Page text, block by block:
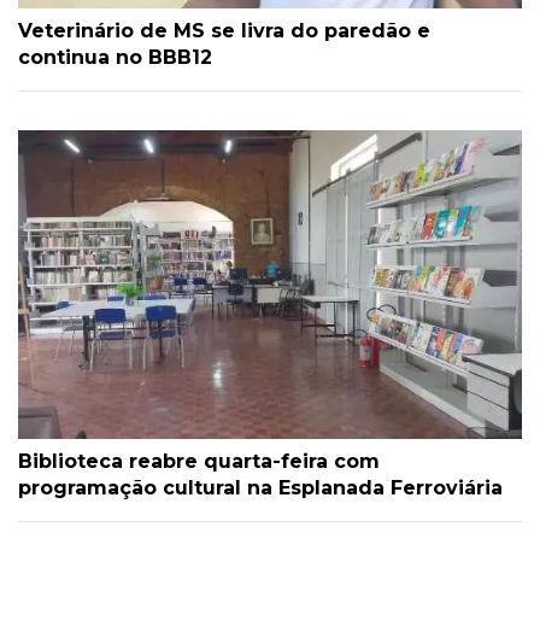
Veterinário de MS se livra do paredão e
continua no BBB12
Biblioteca reabre quarta-feira com
programação cultural na Esplanada Ferroviária